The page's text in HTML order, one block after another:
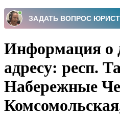
Информация о
адресу: респ.
Набережные